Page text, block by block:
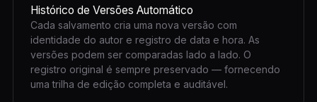
Histórico de Versões Automático
Cada salvamento cria uma nova versão com
identidade do autor e registro de data e hora. As
versões podem ser comparadas lado a lado. O
registro original é sempre preservado — fornecendo
uma trilha de edição completa e auditável.